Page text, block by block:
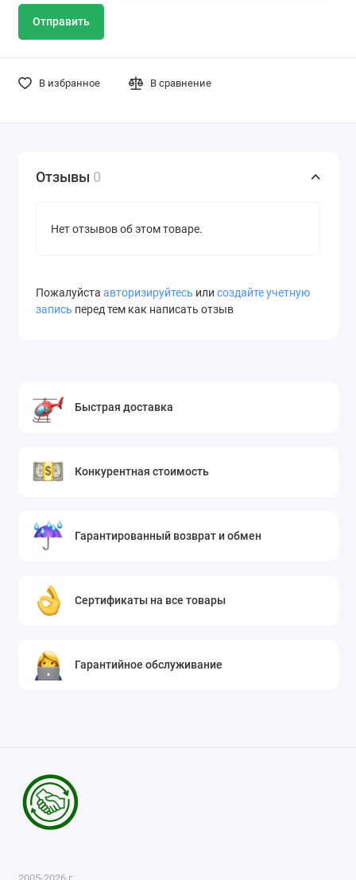
Отправить
В избранное В сравнение
Отзывы 0
Нет отзывов об этом товаре.
Пожалуйста авторизируйтесь или создайте учетную
запись перед тем как написать отзыв
Быстрая доставка
Конкурентная стоимость
Гарантированный возврат и обмен
Сертификаты на все товары
Гарантийное обслуживание